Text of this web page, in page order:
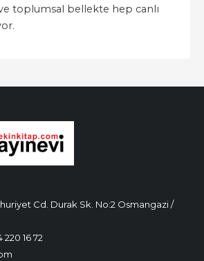
toplumsal bellekte hep canlı
Cd. Durak Sk. No:2 Osmangazi /
220 16 72